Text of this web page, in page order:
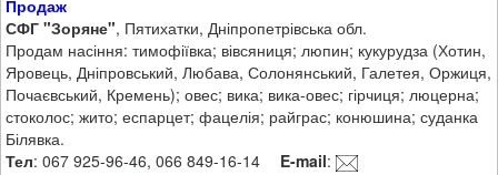
Продаж
СФГ "Зоряне", Пятихатки, Дніпропетрівська обл.
Продам насіння: тимофіївка; вівсяниця; люпин; кукурудза (Хотин,
Яровець, Дніпровський, Любава, Солонянський, Галетея, Оржиця,
Почаєвський, Кремень); овес; вика; вика-овес; гірчиця; люцерна;
стоколос; жито; еспарцет; фацелія; райграс; конюшина; суданка
Білявка.
Тел: 067 925-96-46, 066 849-16-14 E-mail: